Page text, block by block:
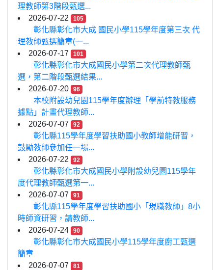
理教師第3階段甄選...
2026-07-22
105
彰化縣彰化市大成 國民小學115學年度第三次 代
理教師甄選簡章(一...
2026-07-17
101
彰化縣彰化市大成國民小學第二次代理教師甄
選，第二階段甄選結果...
2026-07-20
96
本校附設幼兒園115學年度辦理「學前特教服務
據點」計畫代理教師...
2026-07-07
92
彰化縣115學年度學習扶助國小教師增能研習，
鼓勵教師參加任一場...
2026-07-22
92
彰化縣彰化市大成國民小學附設幼兒園115學年
度代理教師甄選第一...
2026-07-07
91
彰化縣115學年度學習扶助國小「現職教師」8小
時師資研習，請教師...
2026-07-24
90
彰化縣彰化市大成國民小學115學年度廚工甄選
簡章
2026-07-07
81